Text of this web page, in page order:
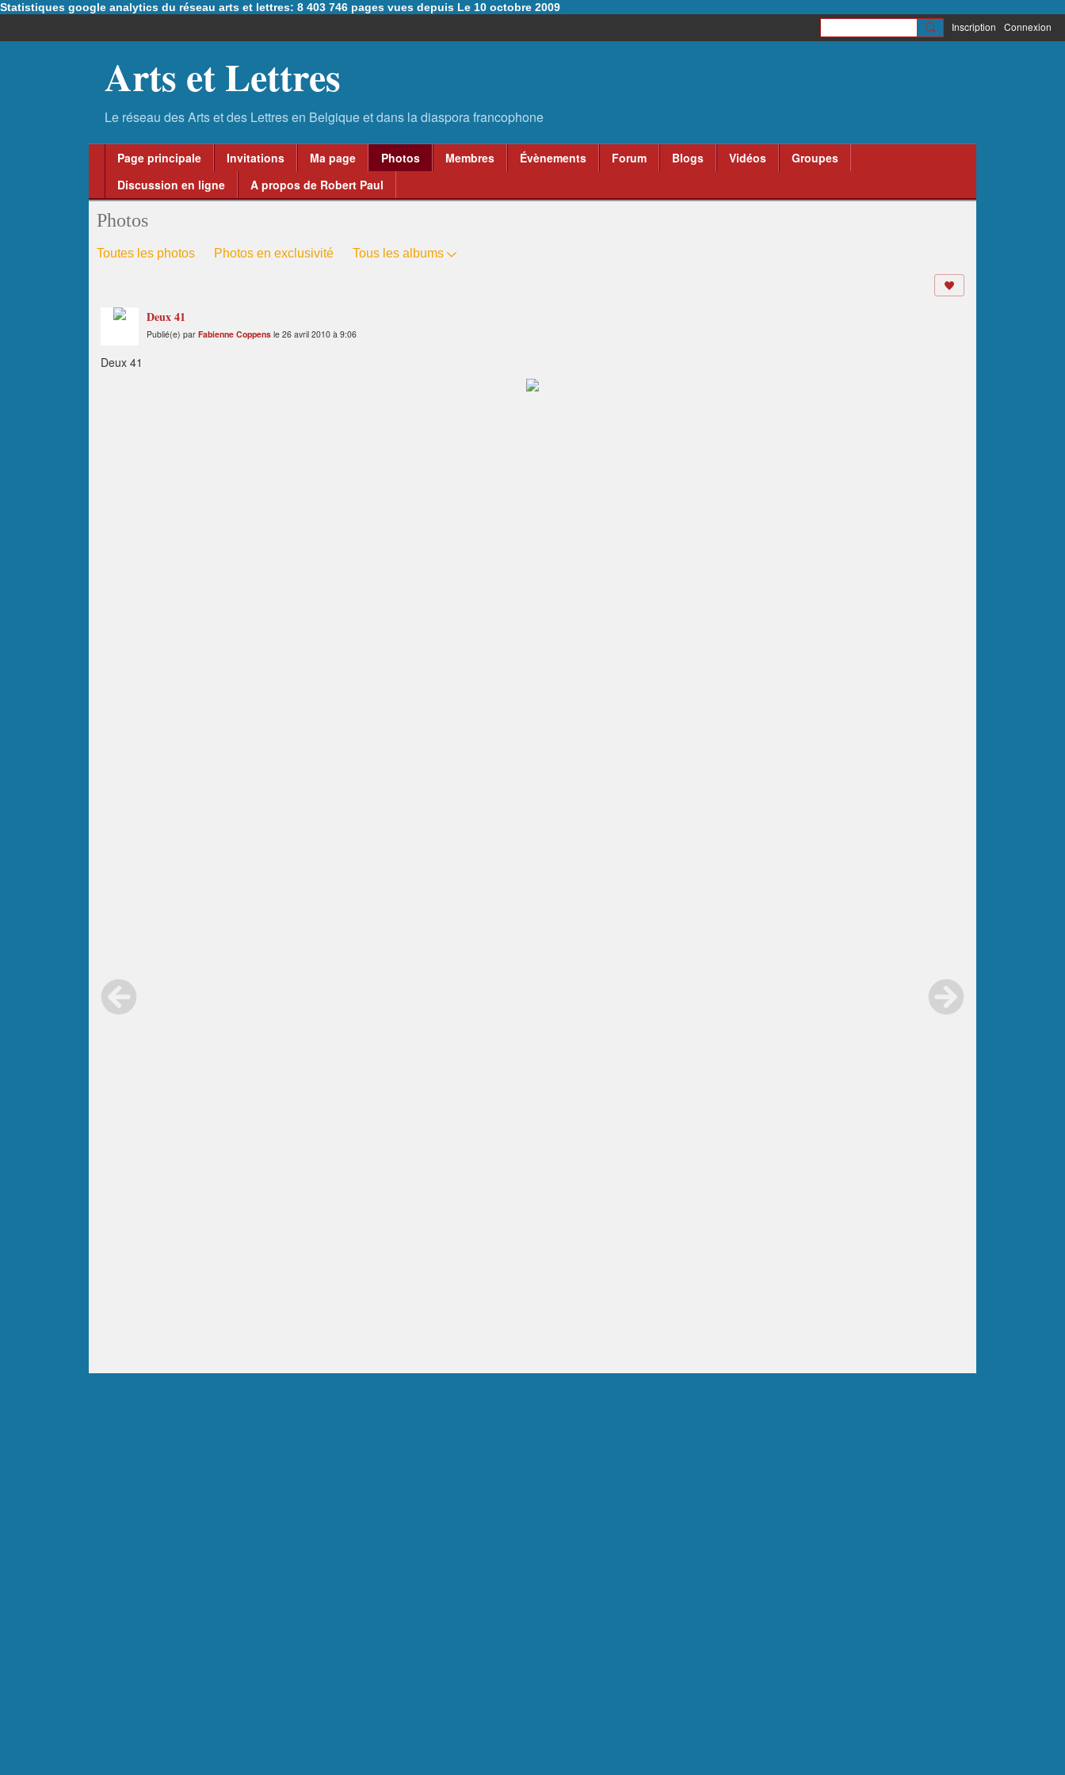
Statistiques google analytics du réseau arts et lettres: 8 403 746 pages vues depuis Le 10 octobre 2009
Inscription Connexion
Arts et Lettres
Page principale Invitations Ma page Photos Membres Évènements Forum Blogs Vidéos
Groupes
Discussion en ligne
A propos de Robert Paul
Photos
Toutes les photos Photos en exclusivité Tous les albums
Deux 41
Publié(e) par Fabienne Coppens le 26 avril 2010 à 9:06
Deux 41